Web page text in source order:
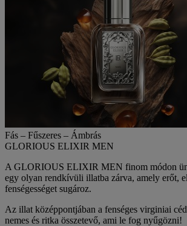
Fás – Fűszeres – Ámbrás
GLORIOUS ELIXIR MEN
A GLORIOUS ELIXIR MEN finom módon
egy olyan rendkívüli illatba zárva, amely erőt,
fenségességet sugároz.
Az illat középpontjában a fenséges virginiai
nemes és ritka összetevő, ami le fog nyűgözni!